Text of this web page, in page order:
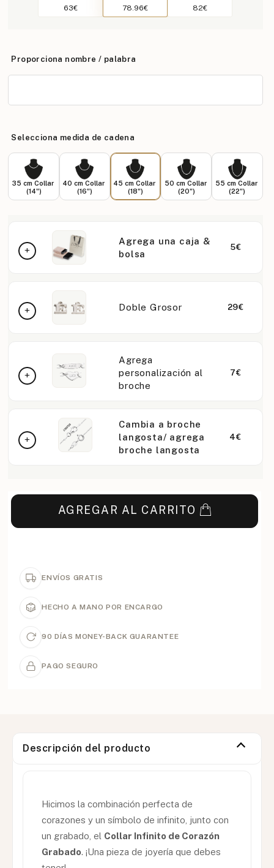
63€
78.96€
82€
Proporciona nombre / palabra
Selecciona medida de cadena
35 cm Collar
(14")
40 cm Collar
(16")
45 cm Collar
(18")
50 cm Collar
(20")
55 cm Collar
(22")
Agrega una caja &
bolsa
5€
Doble Grosor 29€
Agrega
personalización al
broche
7€
Cambia a broche
langosta/ agrega
broche langosta
4€
AGREGAR AL CARRITO
ENVÍOS GRATIS
HECHO A MANO POR ENCARGO
90 DÍAS MONEY-BACK GUARANTEE
PAGO SEGURO
Descripción del producto
Hicimos la combinación perfecta de
corazones y un símbolo de infinito, junto con
un grabado, el Collar Infinito de Corazón
Grabado. ¡Una pieza de joyería que debes